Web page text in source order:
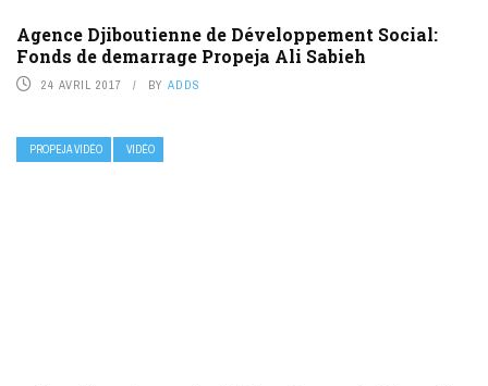
Agence Djiboutienne de Développement Social:
Fonds de demarrage Propeja Ali Sabieh
24 AVRIL 2017 BY ADDS
PROPEJA VIDÉO VIDÉO